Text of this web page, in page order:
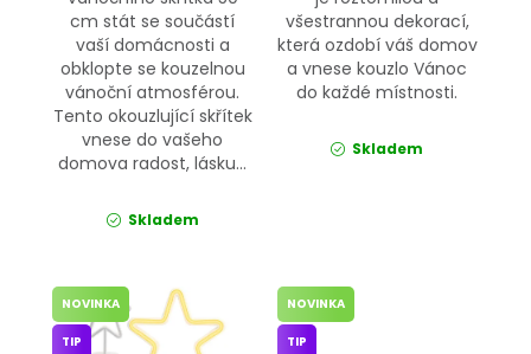
cm stát se součástí
vaší domácnosti a
obklopte se kouzelnou
vánoční atmosférou.
Tento okouzlující skřítek
vnese do vašeho
domova radost, lásku...
Skladem
všestrannou dekorací,
která ozdobí váš domov
a vnese kouzlo Vánoc
do každé místnosti.
Skladem
NOVINKA
TIP
NOVINKA
TIP